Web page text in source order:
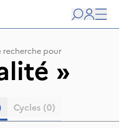
user
recherche pour
»
Cycles (0)